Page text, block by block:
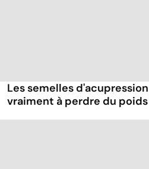
Les semelles
vraiment à perdre du poids